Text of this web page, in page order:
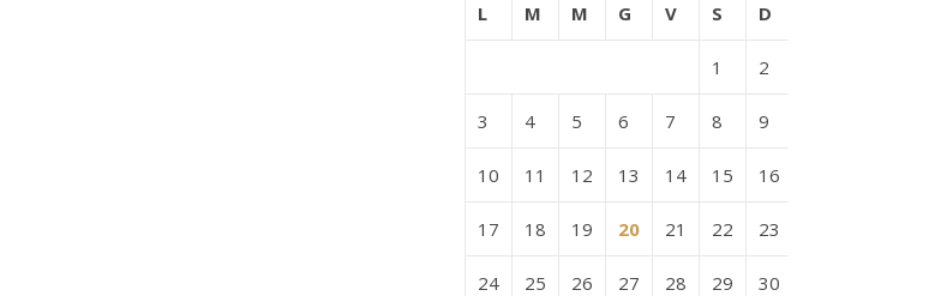
L M M G V S D
1 2
3 4 5 6 7 8 9
10 11 12 13 14 15 16
17 18 19 20 21 22 23
24 25 26 27 28 29 30